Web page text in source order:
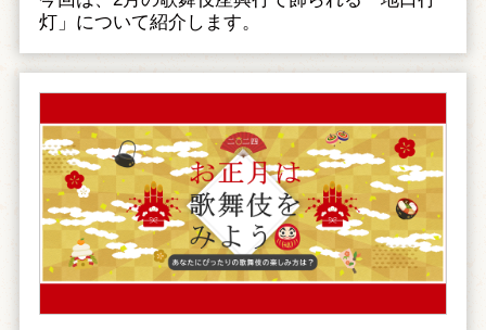
灯」について紹介します。